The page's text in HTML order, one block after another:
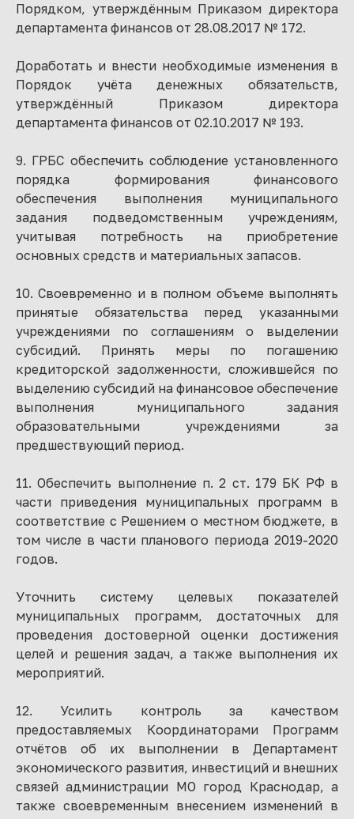
Порядком, утверждённым Приказом директора
департамента финансов от 28.08.2017 № 172.
Доработать и внести необходимые изменения в
Порядок учёта денежных обязательств,
утверждённый Приказом директора
департамента финансов от 02.10.2017 № 193.
9. ГРБС обеспечить соблюдение установленного
порядка формирования финансового
обеспечения выполнения муниципального
задания подведомственным учреждениям,
учитывая потребность на приобретение
основных средств и материальных запасов.
10. Своевременно и в полном объеме выполнять
принятые обязательства перед указанными
учреждениями по соглашениям о выделении
субсидий. Принять меры по погашению
кредиторской задолженности, сложившейся по
выделению субсидий на финансовое обеспечение
выполнения муниципального задания
образовательными учреждениями за
предшествующий период.
11. Обеспечить выполнение п. 2 ст. 179 БК РФ в
части приведения муниципальных программ в
соответствие с Решением о местном бюджете, в
том числе в части планового периода 2019-2020
годов.
Уточнить систему целевых показателей
муниципальных программ, достаточных для
проведения достоверной оценки достижения
целей и решения задач, а также выполнения их
мероприятий.
12. Усилить контроль за качеством
предоставляемых Координаторами Программ
отчётов об их выполнении в Департамент
экономического развития, инвестиций и внешних
связей администрации МО город Краснодар, а
также своевременным внесением изменений в